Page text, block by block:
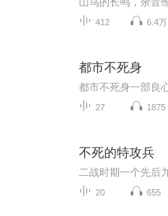
412 6.4万
都市不死身
27 1875
不死的特攻兵
20 655